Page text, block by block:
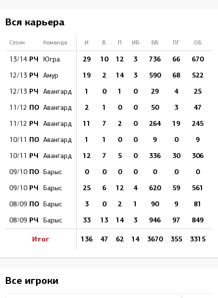
Вся карьера
Сезон Команда И В П ИБ БВ ПГ ОБ
13/14 РЧ Югра 29 10 12 3 736 66 670
12/13 РЧ Амур 19 2 14 3 590 68 522
12/13 РЧ Авангард 1 0 1 0 29 4 25
11/12 ПО Авангард 2 1 0 0 50 3 47
11/12 РЧ Авангард 11 7 2 0 264 19 245
10/11 ПО Авангард 1 1 0 0 9 0 9
10/11 РЧ Авангард 12 7 5 0 336 30 306
09/10 ПО Барыс 0 0 0 0 0 0 0
09/10 РЧ Барыс 25 6 12 4 620 59 561
08/09 ПО Барыс 3 0 2 1 90 9 81
08/09 РЧ Барыс 33 13 14 3 946 97 849
Итог 136 47 62 14 3670 355 3315
Все игроки